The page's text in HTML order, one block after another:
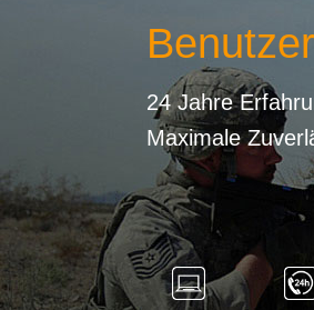
24 Jahre
Maximale